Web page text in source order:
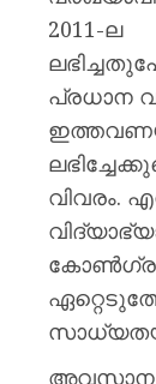
2011-ല
പ്രധാന
വിവരം.
അവസാന